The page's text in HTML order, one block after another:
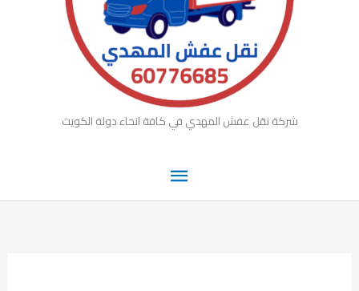
شركة نقل عفش المهدي في كافة انحاء دولة الكويت